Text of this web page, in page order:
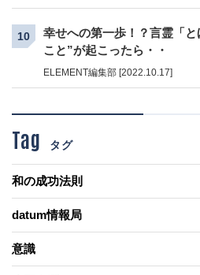
10
幸せへの第一歩！？言霊「
こと”が起こったら・・
ELEMENT編集部 [2022.10.17]
Tag タグ
和の成功法則
datum情報局
意識